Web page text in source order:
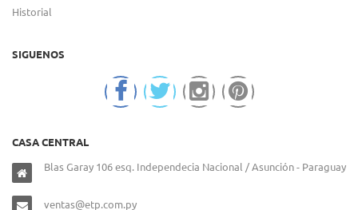
Historial
SIGUENOS
CASA CENTRAL
Blas Garay 106 esq. Independecia Nacional / Asunción - Paraguay
ventas@etp.com.py